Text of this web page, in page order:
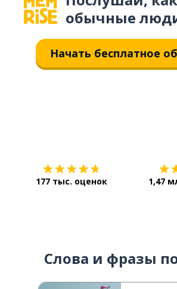
обычные
Начать бесплатное
177 тыс. оценок 1,47
Слова и фразы